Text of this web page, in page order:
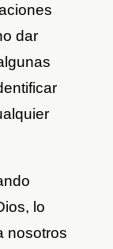
dar
lo
nosotros